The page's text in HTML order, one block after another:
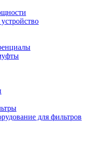
для фильтров